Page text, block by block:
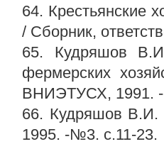
64. Крестьянские
/ Сборник,
65. Кудряшов
фермерских
ВНИЭТУСХ, 1991. -
66. Кудряшов В.И.
1995. -№3. с.11-23.